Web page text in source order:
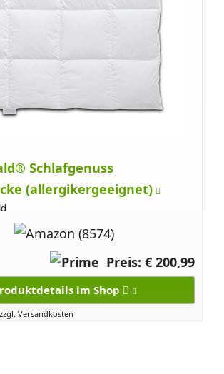
Schlafgenuss
(allergikergeeignet)
Preis: € 200,99
im Shop
Versandkosten